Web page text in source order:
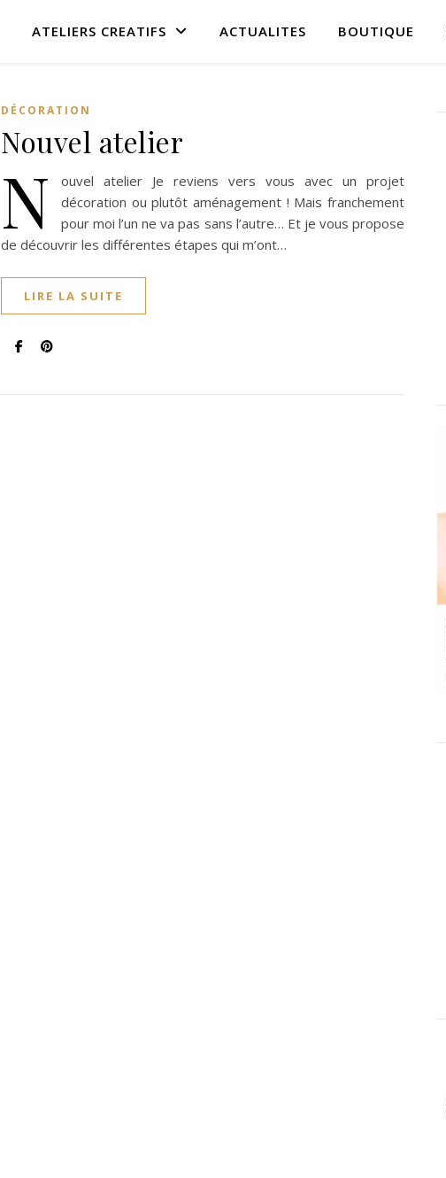
ATELIERS CREATIFS ACTUALITES BOUTIQUE
DÉCORATION
Nouvel atelier
N
ouvel atelier Je reviens vers vous avec un projet
décoration ou plutôt aménagement ! Mais franchement
pour moi l’un ne va pas sans l’autre… Et je vous propose
de découvrir les différentes étapes qui m’ont…
LIRE LA SUITE